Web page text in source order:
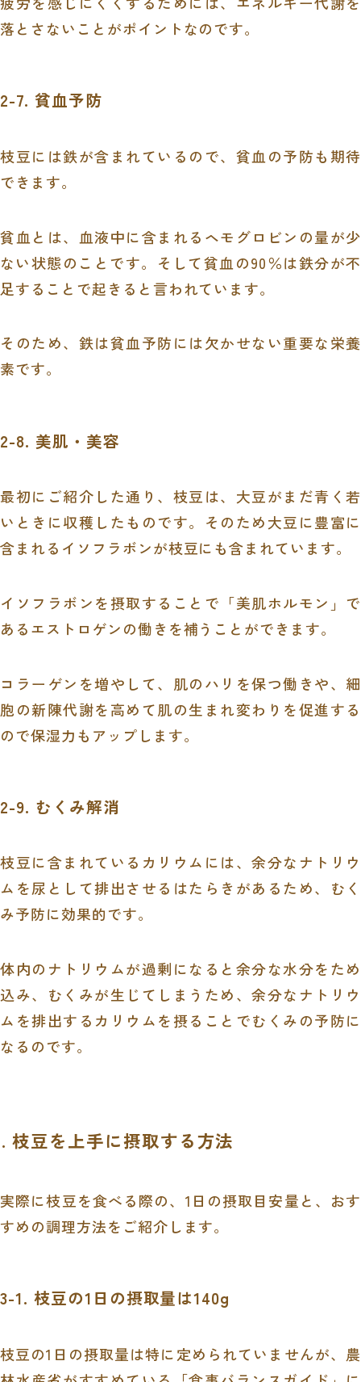
落とさないことがポイントなのです。
2-7. 貧血予防
枝豆には鉄が含まれているので、貧血の予防も期待
できます。
貧血とは、血液中に含まれるヘモグロビンの量が少
ない状態のことです。そして貧血の90％は鉄分が不
足することで起きると言われています。
そのため、鉄は貧血予防には欠かせない重要な栄養
素です。
2-8. 美肌・美容
最初にご紹介した通り、枝豆は、大豆がまだ青く若
いときに収穫したものです。そのため大豆に豊富に
含まれるイソフラボンが枝豆にも含まれています。
イソフラボンを摂取することで「美肌ホルモン」で
あるエストロゲンの働きを補うことができます。
コラーゲンを増やして、肌のハリを保つ働きや、細
胞の新陳代謝を高めて肌の生まれ変わりを促進する
ので保湿力もアップします。
2-9. むくみ解消
枝豆に含まれているカリウムには、余分なナトリウ
ムを尿として排出させるはたらきがあるため、むく
み予防に効果的です。
体内のナトリウムが過剰になると余分な水分をため
込み、むくみが生じてしまうため、余分なナトリウ
ムを排出するカリウムを摂ることでむくみの予防に
なるのです。
枝豆を上手に摂取する方法
実際に枝豆を食べる際の、1日の摂取目安量と、おす
すめの調理方法をご紹介します。
3-1. 枝豆の1日の摂取量は140g
枝豆の1日の摂取量は特に定められていませんが、農